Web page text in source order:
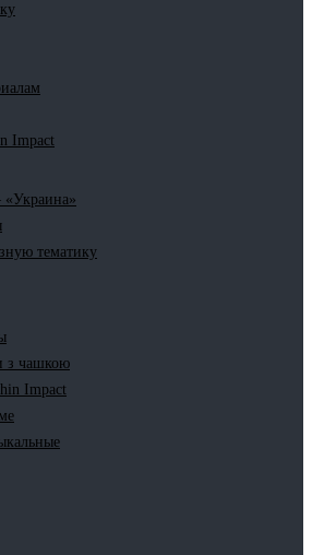
Impact
«Украина»
тематику
з чашкою
Impact